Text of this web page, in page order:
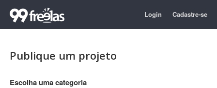
Login Cadastre-se
Publique um projeto
Escolha uma categoria